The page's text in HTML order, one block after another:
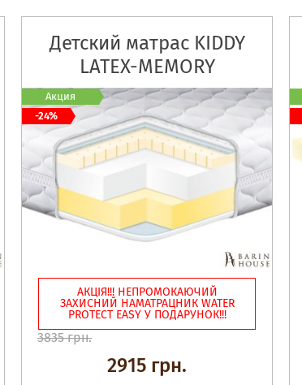
Детский матрас KIDDY
LATEX-MEMORY
АКЦІЯ!!! НЕПРОМОКАЮЧИЙ
ЗАХИСНИЙ НАМАТРАЦНИК WATER
PROTECT EASY У ПОДАРУНОК!!!
3835 грн.
2915 грн.
Акция
-24%